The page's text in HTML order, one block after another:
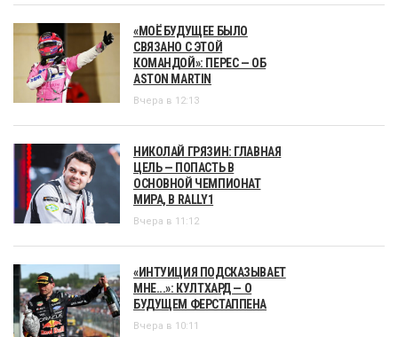
«МОЁ БУДУЩЕЕ БЫЛО
СВЯЗАНО С ЭТОЙ
КОМАНДОЙ»: ПЕРЕС — ОБ
ASTON MARTIN
Вчера в 12:13
НИКОЛАЙ ГРЯЗИН: ГЛАВНАЯ
ЦЕЛЬ — ПОПАСТЬ В
ОСНОВНОЙ ЧЕМПИОНАТ
МИРА, В RALLY1
Вчера в 11:12
«ИНТУИЦИЯ ПОДСКАЗЫВАЕТ
МНЕ...»: КУЛТХАРД — О
БУДУЩЕМ ФЕРСТАППЕНА
Вчера в 10:11